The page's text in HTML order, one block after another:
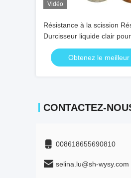
Vidéo
Résistance à la scission
Durcisseur liquide clair pour
transformateur de type sec
Obtenez le meilleur
CONTACTEZ-
008618655690810
selina.lu@sh-wysy.com